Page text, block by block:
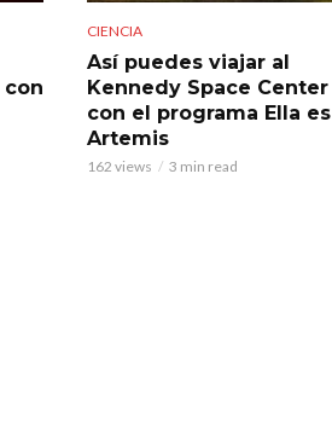
con
CIENCIA
Así puedes viajar al
Kennedy Space Center
con el programa Ella es
Artemis
162 views 3 min read